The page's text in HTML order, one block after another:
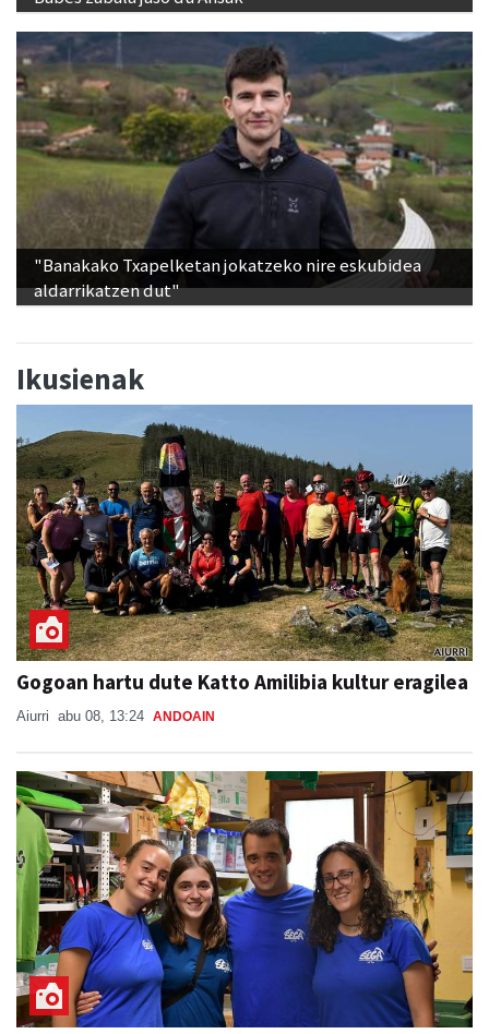
"Banakako Txapelketan jokatzeko nire eskubidea
aldarrikatzen dut"
Ikusienak
Gogoan hartu dute Katto Amilibia kultur eragilea
Aiurri abu 08, 13:24 ANDOAIN